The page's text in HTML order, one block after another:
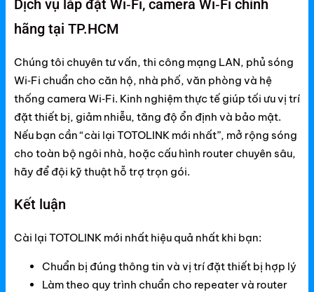
Dịch vụ lắp đặt Wi‑Fi, camera Wi‑Fi chính
hãng tại TP.HCM
Chúng tôi chuyên tư vấn, thi công mạng LAN, phủ sóng
Wi‑Fi chuẩn cho căn hộ, nhà phố, văn phòng và hệ
thống camera Wi‑Fi. Kinh nghiệm thực tế giúp tối ưu vị trí
đặt thiết bị, giảm nhiễu, tăng độ ổn định và bảo mật.
Nếu bạn cần “cài lại TOTOLINK mới nhất”, mở rộng sóng
cho toàn bộ ngôi nhà, hoặc cấu hình router chuyên sâu,
hãy để đội kỹ thuật hỗ trợ trọn gói.
Kết luận
Cài lại TOTOLINK mới nhất hiệu quả nhất khi bạn:
Chuẩn bị đúng thông tin và vị trí đặt thiết bị hợp lý
Làm theo quy trình chuẩn cho repeater và router